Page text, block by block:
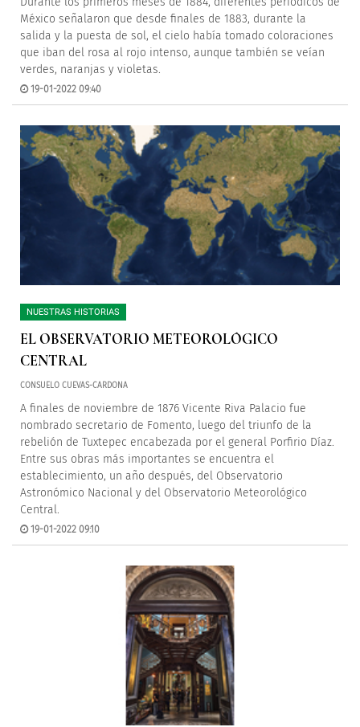
México señalaron que desde finales de 1883, durante la
salida y la puesta de sol, el cielo había tomado coloraciones
que iban del rosa al rojo intenso, aunque también se veían
verdes, naranjas y violetas.
19-01-2022 09:40
NUESTRAS HISTORIAS
EL OBSERVATORIO METEOROLÓGICO
CENTRAL
CONSUELO CUEVAS-CARDONA
A finales de noviembre de 1876 Vicente Riva Palacio fue
nombrado secretario de Fomento, luego del triunfo de la
rebelión de Tuxtepec encabezada por el general Porfirio Díaz.
Entre sus obras más importantes se encuentra el
establecimiento, un año después, del Observatorio
Astronómico Nacional y del Observatorio Meteorológico
Central.
19-01-2022 09:10